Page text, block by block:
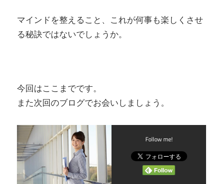
マインドを整えること、これが何事も楽しくさせ
る秘訣ではないでしょうか。
今回はここまでです。
また次回のブログでお会いしましょう。
Follow me!